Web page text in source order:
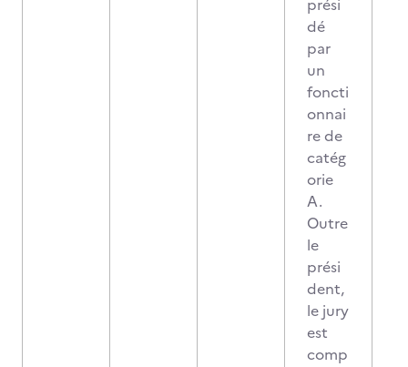
prési
dé
par
un
foncti
onnai
re de
catég
orie
A.
Outre
le
prési
dent,
le jury
est
comp